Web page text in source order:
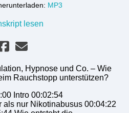
MP3
lesen
Hypnose und Co. – Wie
Rauchstopp unterstützen?
Intro 00:02:54
als nur Nikotinabusus 00:04:22